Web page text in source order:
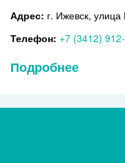
Адрес: г. Ижевск,
Телефон: +7 (3412)
Подробнее